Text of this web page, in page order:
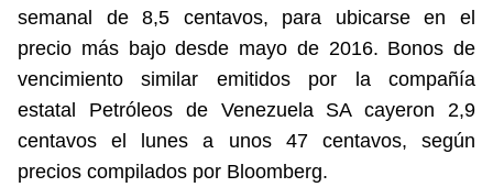
semanal de 8,5 centavos, para ubicarse en el
precio más bajo desde mayo de 2016. Bonos de
vencimiento similar emitidos por la compañía
estatal Petróleos de Venezuela SA cayeron 2,9
centavos el lunes a unos 47 centavos, según
precios compilados por Bloomberg.